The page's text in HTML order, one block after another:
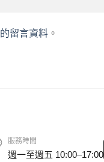
留言資料 。
服務時間
週一至週五 10:00–17:00